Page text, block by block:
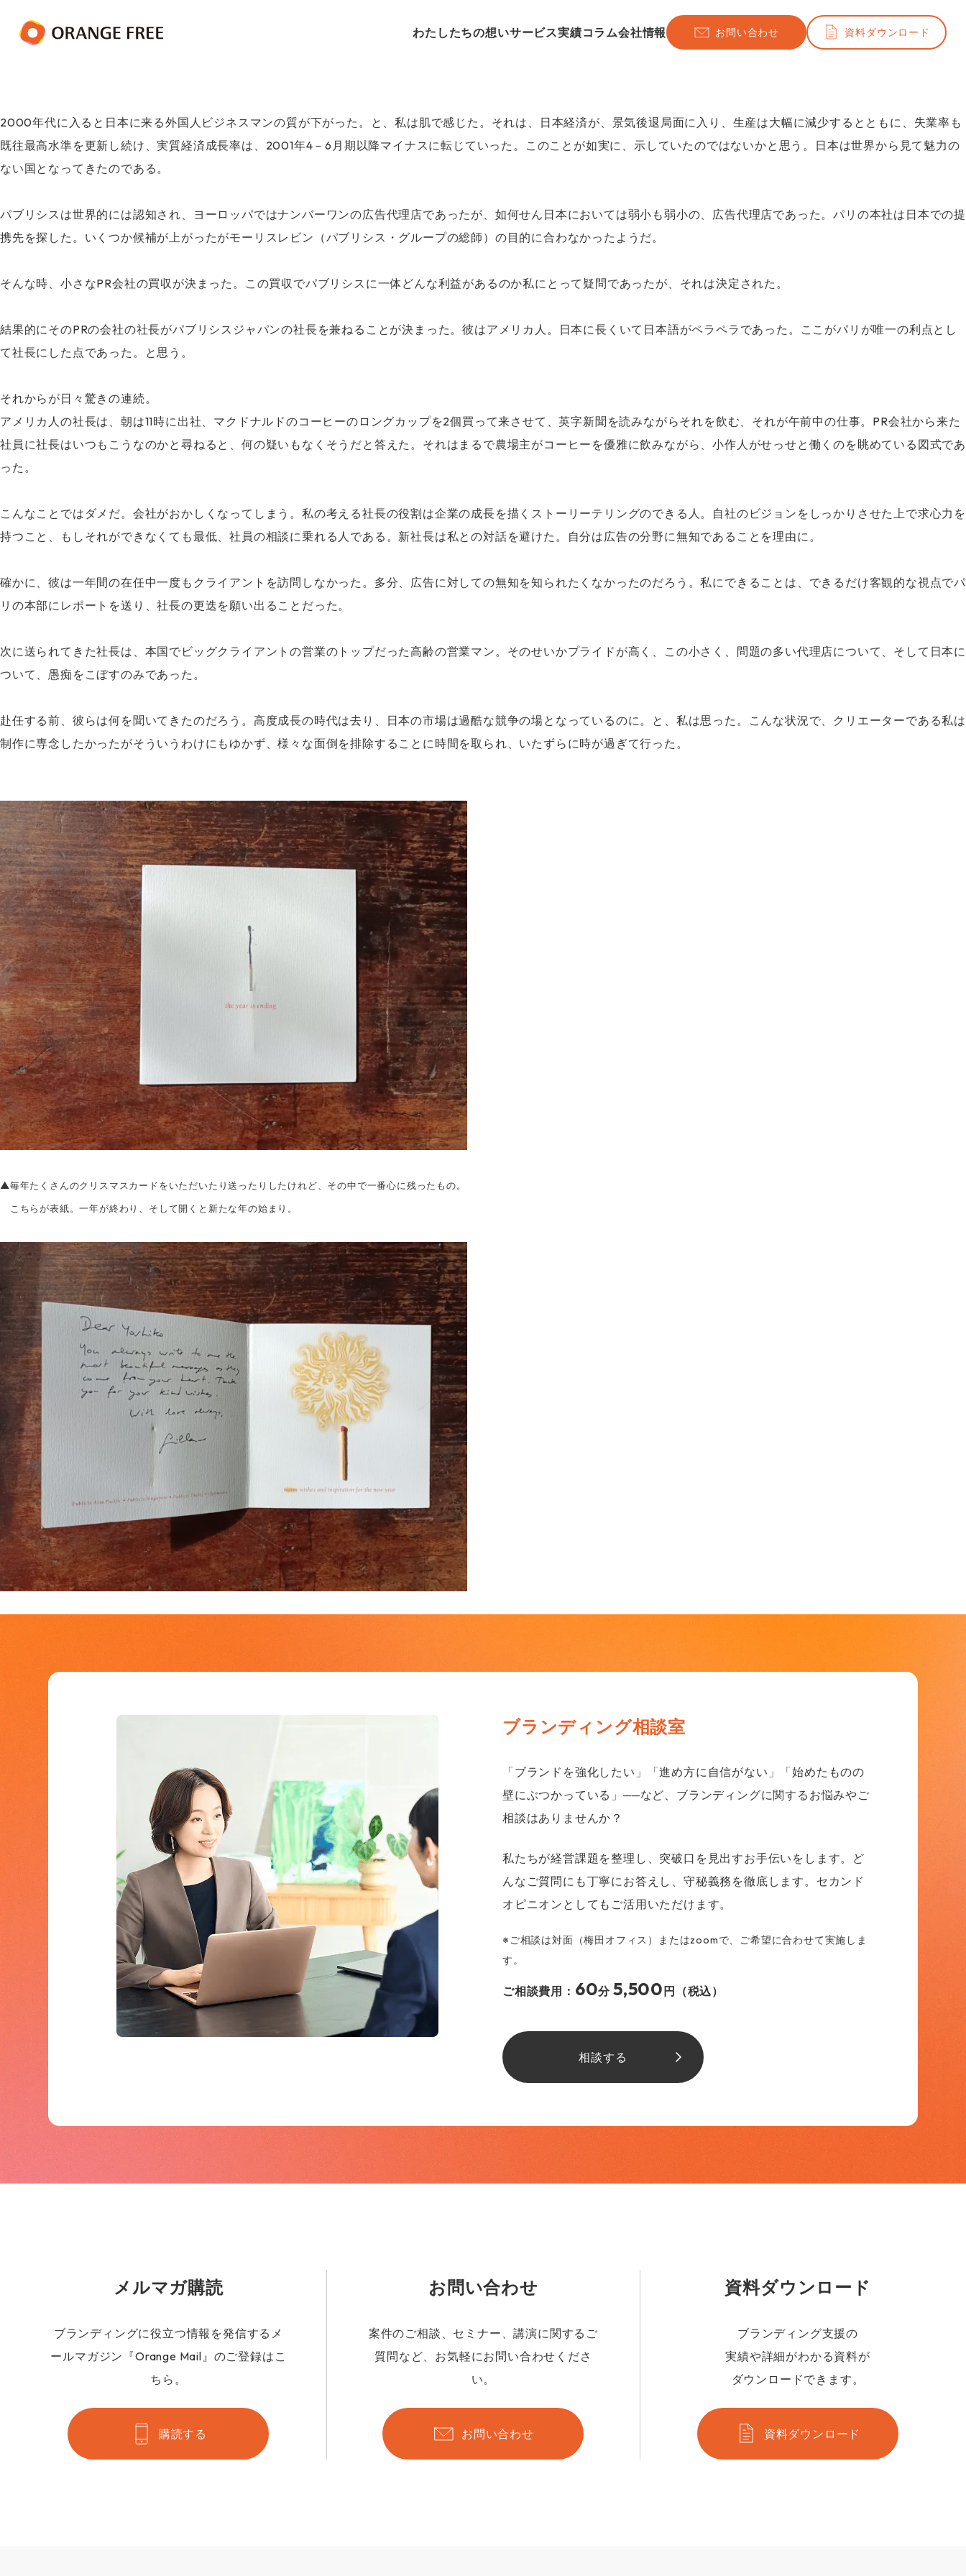
わたしたちの想いサービス実績コラム会社情報 お問い合わせ 資料ダウンロード
2000年代に入ると日本に来る外国人ビジネスマンの質が下がった。と、私は肌で感じた。それは、日本経済が、景気後退局面に入り、生産は大幅に減少するとともに、失業率も
既往最高水準を更新し続け、実質経済成長率は、2001年4－6月期以降マイナスに転じていった。このことが如実に、示していたのではないかと思う。日本は世界から見て魅力の
ない国となってきたのである。
パブリシスは世界的には認知され、ヨーロッパではナンバーワンの広告代理店であったが、如何せん日本においては弱小も弱小の、広告代理店であった。パリの本社は日本での提
携先を探した。いくつか候補が上がったがモーリスレビン（パブリシス・グループの総師）の目的に合わなかったようだ。
そんな時、小さなPR会社の買収が決まった。この買収でパブリシスに一体どんな利益があるのか私にとって疑問であったが、それは決定された。
結果的にそのPRの会社の社長がパブリシスジャパンの社長を兼ねることが決まった。彼はアメリカ人。日本に長くいて日本語がペラペラであった。ここがパリが唯一の利点とし
て社長にした点であった。と思う。
それからが日々驚きの連続。
アメリカ人の社長は、朝は11時に出社、マクドナルドのコーヒーのロングカップを2個買って来させて、英字新聞を読みながらそれを飲む、それが午前中の仕事。PR会社から来た
社員に社長はいつもこうなのかと尋ねると、何の疑いもなくそうだと答えた。それはまるで農場主がコーヒーを優雅に飲みながら、小作人がせっせと働くのを眺めている図式であ
った。
こんなことではダメだ。会社がおかしくなってしまう。私の考える社長の役割は企業の成長を描くストーリーテリングのできる人。自社のビジョンをしっかりさせた上で求心力を
持つこと、もしそれができなくても最低、社員の相談に乗れる人である。新社長は私との対話を避けた。自分は広告の分野に無知であることを理由に。
確かに、彼は一年間の在任中一度もクライアントを訪問しなかった。多分、広告に対しての無知を知られたくなかったのだろう。私にできることは、できるだけ客観的な視点でパ
リの本部にレポートを送り、社長の更迭を願い出ることだった。
次に送られてきた社長は、本国でビッグクライアントの営業のトップだった高齢の営業マン。そのせいかプライドが高く、この小さく、問題の多い代理店について、そして日本に
ついて、愚痴をこぼすのみであった。
赴任する前、彼らは何を聞いてきたのだろう。高度成長の時代は去り、日本の市場は過酷な競争の場となっているのに。と、私は思った。こんな状況で、クリエーターである私は
制作に専念したかったがそういうわけにもゆかず、様々な面倒を排除することに時間を取られ、いたずらに時が過ぎて行った。
▲毎年たくさんのクリスマスカードをいただいたり送ったりしたけれど、その中で一番心に残ったもの。
こちらが表紙。一年が終わり、そして開くと新たな年の始まり。
ブランディング相談室
「ブランドを強化したい」「進め方に自信がない」「始めたものの
壁にぶつかっている」──など、ブランディングに関するお悩みやご
相談はありませんか？
私たちが経営課題を整理し、突破口を見出すお手伝いをします。ど
んなご質問にも丁寧にお答えし、守秘義務を徹底します。セカンド
オピニオンとしてもご活用いただけます。
※ご相談は対面（梅田オフィス）またはzoomで、ご希望に合わせて実施しま
す。
ご相談費用： 60分5,500円（税込）
相談する
メルマガ購読
ブランディングに役立つ情報を発信するメ
ールマガジン『Orange Mail』のご登録はこ
ちら。
購読する
お問い合わせ
案件のご相談、セミナー、講演に関するご
質問など、お気軽にお問い合わせくださ
い。
お問い合わせ
資料ダウンロード
ブランディング支援の
実績や詳細がわかる資料が
ダウンロードできます。
資料ダウンロード